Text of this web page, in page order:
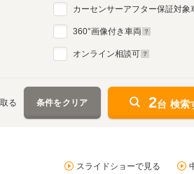
カーセンサーアフター保証対象
360°画像付き車両
オンライン相談可
る 条件をクリア 2台 検索
スライドショーで見る